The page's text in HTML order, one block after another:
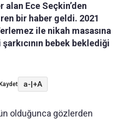
alan Ece Seçkin’den
bir haber geldi. 2021
ile nikah masasına
bebek beklediği
Kaydet a-|+A
olduğunca gözlerden